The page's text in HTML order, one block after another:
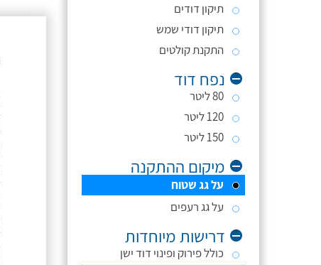
תיקון דודים
תיקון דודי שמש
התקנת קולטים
נפח דוד
80 ליטר
120 ליטר
150 ליטר
מיקום ההתקנה
על גג שטוח
על גג רעפים
דרישות מיוחדות
כולל פירוק ופינוי דוד ישן